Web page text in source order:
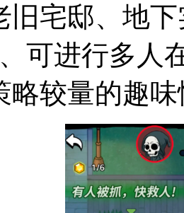
旧宅邸、地
可进行多人
略较量的趣